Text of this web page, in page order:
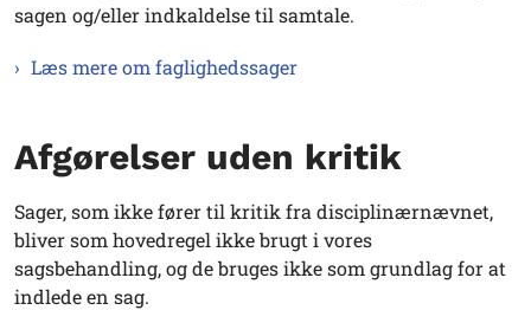
sagen og/eller indkaldelse til samtale.
Læs mere om faglighedssager
Afgørelser uden kritik
Sager, som ikke fører til kritik fra disciplinærnævnet,
bliver som hovedregel ikke brugt i vores
sagsbehandling, og de bruges ikke som grundlag for at
indlede en sag.